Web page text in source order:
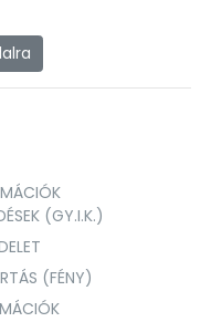
(GY.I.K.)
(FÉNY)